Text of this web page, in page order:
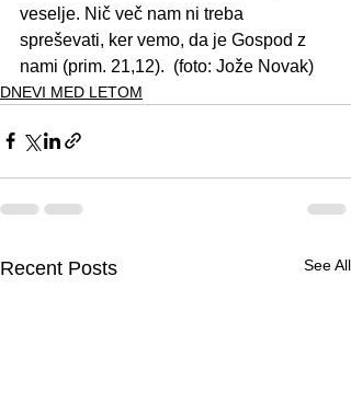
veselje. Nič več nam ni treba
spreševati, ker vemo, da je Gospod z
nami (prim. 21,12).  (foto: Jože Novak)
DNEVI MED LETOM
Recent Posts See All